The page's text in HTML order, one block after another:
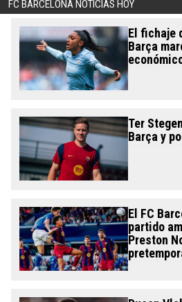
FC BARCELONA NOTICIAS HOY
El fichaje
Barça
Ter
Barça y
El FC
partido
Preston